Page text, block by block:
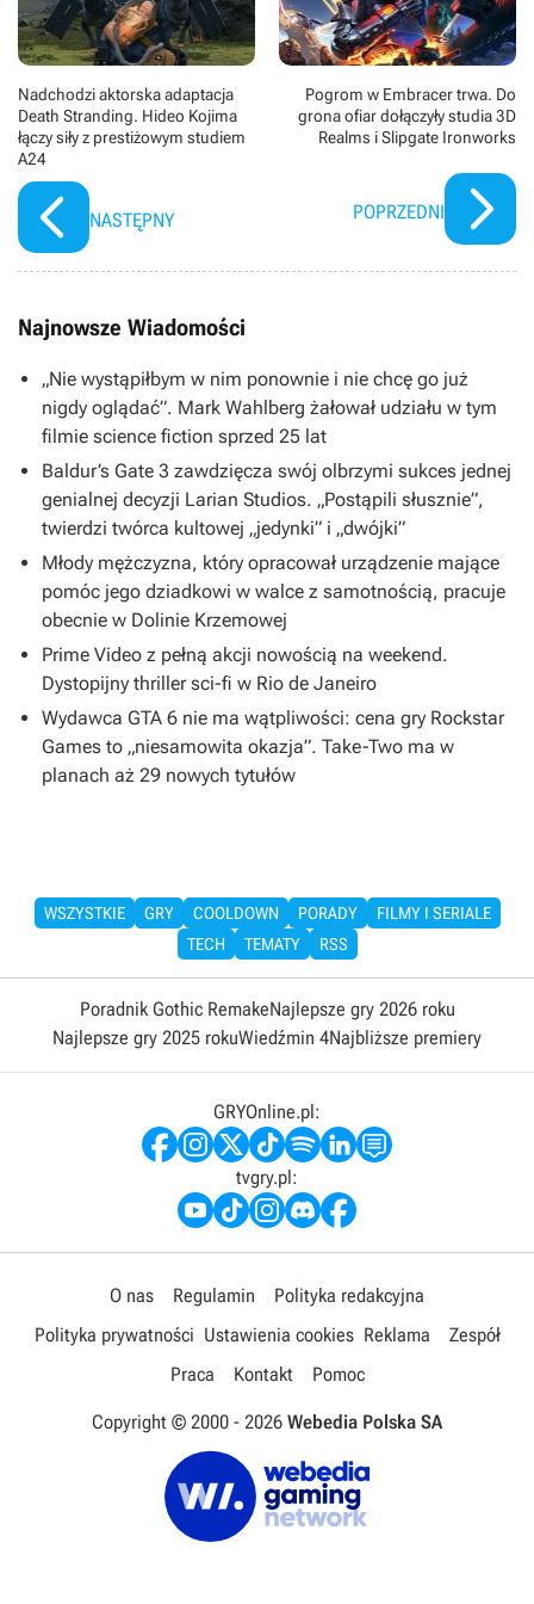
lądowania na Księżycu, pragnie przemodelować świat
według własnej wizji. Powstrzymać może go jedynie
Indiana, któremu towarzyszy jego córka chrzestna,
Helena. W produkcji wystąpili m.in. Harrison Ford
(Indiana Jones), Phoebe Waller-Bridge (Helena Shaw),
Mads Mikkelsen (Jürgen Voller), Antonio Banderas
(Renaldo), John Rhys-Davies (Sallah), Shaunette Renée
Wilson (Mason), Thomas Kretschmann (Weber), Toby
Jones (Basil) oraz Boyd Holbrook (Klaber). Zdjęcia
kręcono m.in. w Bamburgh, Marsali oraz Londynie.
Nadchodzi aktorska adaptacja
Death Stranding. Hideo Kojima
łączy siły z prestiżowym studiem
A24
NASTĘPNY
Pogrom w Embracer trwa. Do
grona ofiar dołączyły studia 3D
Realms i Slipgate Ironworks
POPRZEDNI
Najnowsze Wiadomości
„Nie wystąpiłbym w nim ponownie i nie chcę go już
nigdy oglądać”. Mark Wahlberg żałował udziału w tym
filmie science fiction sprzed 25 lat
Baldur’s Gate 3 zawdzięcza swój olbrzymi sukces jednej
genialnej decyzji Larian Studios. „Postąpili słusznie”,
twierdzi twórca kultowej „jedynki” i „dwójki”
Młody mężczyzna, który opracował urządzenie mające
pomóc jego dziadkowi w walce z samotnością, pracuje
obecnie w Dolinie Krzemowej
Prime Video z pełną akcji nowością na weekend.
Dystopijny thriller sci-fi w Rio de Janeiro
Wydawca GTA 6 nie ma wątpliwości: cena gry Rockstar
Games to „niesamowita okazja”. Take-Two ma w
planach aż 29 nowych tytułów
WSZYSTKIE GRY COOLDOWN PORADY
FILMY I SERIALE
TECH
TEMATY RSS
Poradnik Gothic RemakeNajlepsze gry 2026 roku
Najlepsze gry 2025 rokuWiedźmin 4Najbliższe premiery
GRYOnline.pl:
tvgry.pl:
O nas Regulamin
Polityka redakcyjna
Polityka prywatności Ustawienia cookies Reklama
Zespół
Praca
Kontakt Pomoc
Copyright © 2000 - 2026 Webedia Polska SA